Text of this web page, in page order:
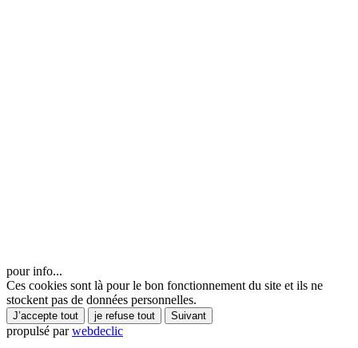
pour info...
Ces cookies sont là pour le bon fonctionnement du site et ils ne
stockent pas de données personnelles.
J’accepte tout je refuse tout Suivant
propulsé par webdeclic